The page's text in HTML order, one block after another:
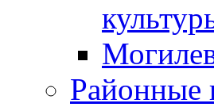
Районные